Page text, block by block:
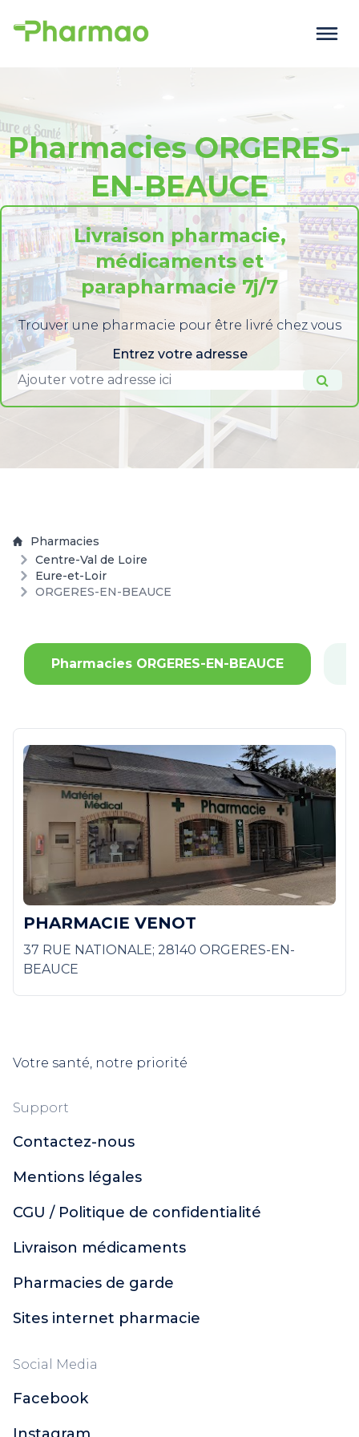
Pharmacies ORGERES-
EN-BEAUCE
Livraison pharmacie,
médicaments et
parapharmacie 7j/7
Trouver une pharmacie pour être livré chez vous
Entrez votre adresse
Pharmacies
Centre-Val de Loire
Eure-et-Loir
ORGERES-EN-BEAUCE
Pharmacies ORGERES-EN-BEAUCE
PHARMACIE VENOT
37 RUE NATIONALE; 28140 ORGERES-EN-
BEAUCE
Votre santé, notre priorité
Support
Contactez-nous
Mentions légales
CGU / Politique de confidentialité
Livraison médicaments
Pharmacies de garde
Sites internet pharmacie
Social Media
Facebook